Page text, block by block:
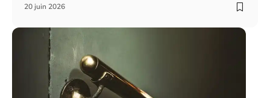
20 juin 2026